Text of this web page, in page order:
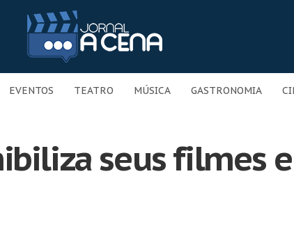
EVENTOS TEATRO MÚSICA GASTRONOMIA
seus filmes